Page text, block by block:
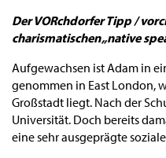
Der VORchdorfer Tipp /
charismatischen „native
Aufgewachsen ist Adam in
genommen in East London,
Großstadt liegt. Nach der
Universität. Doch bereits
eine sehr ausgeprägte